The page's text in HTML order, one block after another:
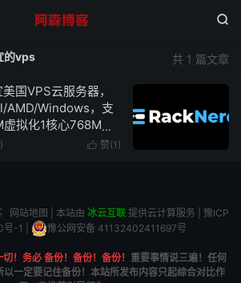

共 1 篇文章
的vps
国VPS云服务器，
AMD/Windows，支
拟化1核心768M内
年
 赞(1 )
网站地图 | 本站由 冰云互联提供云计算服务 | 豫ICP
号-1
豫公网安备 41132402411697号
！务必 备份！备份！备份！ 重要事情说三遍！任何
以一定要记住备份！本站所发布内容只起综合对比作